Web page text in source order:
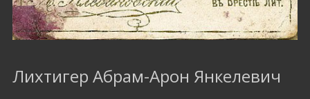
Лихтигер Абрам-Арон Янкелевич